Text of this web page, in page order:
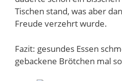
Tischen stand, was aber
Freude verzehrt wurde.
Fazit: gesundes Essen
gebackene Brötchen mal